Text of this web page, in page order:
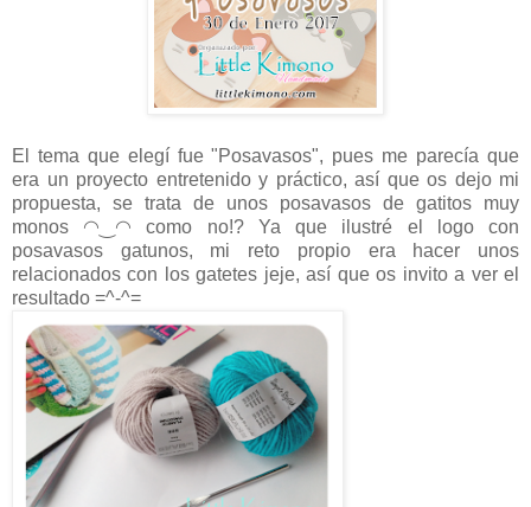
El tema que elegí fue "Posavasos", pues me parecía que
era un proyecto entretenido y práctico, así que os dejo mi
propuesta, se trata de unos posavasos de gatitos muy
monos ◠‿◠ como no!? Ya que ilustré el logo con
posavasos gatunos, mi reto propio era hacer unos
relacionados con los gatetes jeje, así que os invito a ver el
resultado =^-^=